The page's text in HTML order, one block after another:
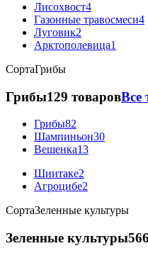
Лисохвост4
Газонные травосмеси4
Луговик2
Арктополевица1
СортаГрибы
Грибы129 товаровВсе
Грибы82
Шампиньон30
Вешенка13
Шиитаке2
Агроцибе2
СортаЗеленные культуры
Зеленные культуры